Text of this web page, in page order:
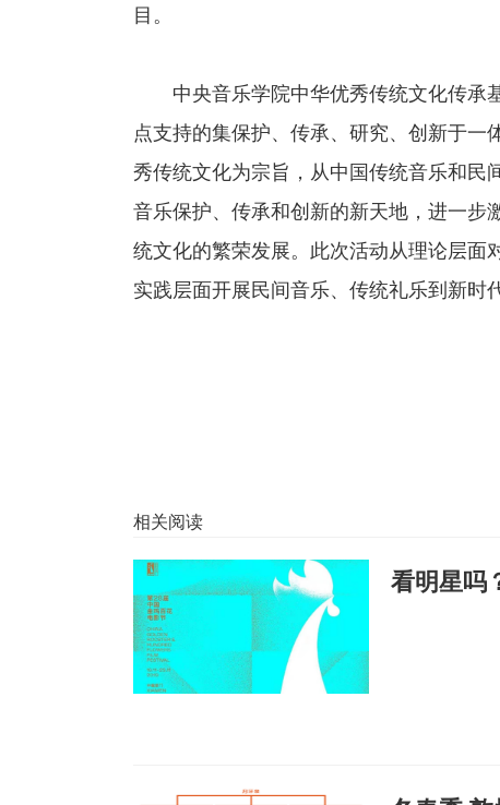
目。
中央音乐学院中华优秀传统文化传承
点支持的集保护、传承、研究、创新于
秀传统文化为宗旨，从中国传统音乐和民
音乐保护、传承和创新的新天地，进一步
统文化的繁荣发展。此次活动从理论层面
实践层面开展民间音乐、传统礼乐到新时
相关阅读
看明星吗